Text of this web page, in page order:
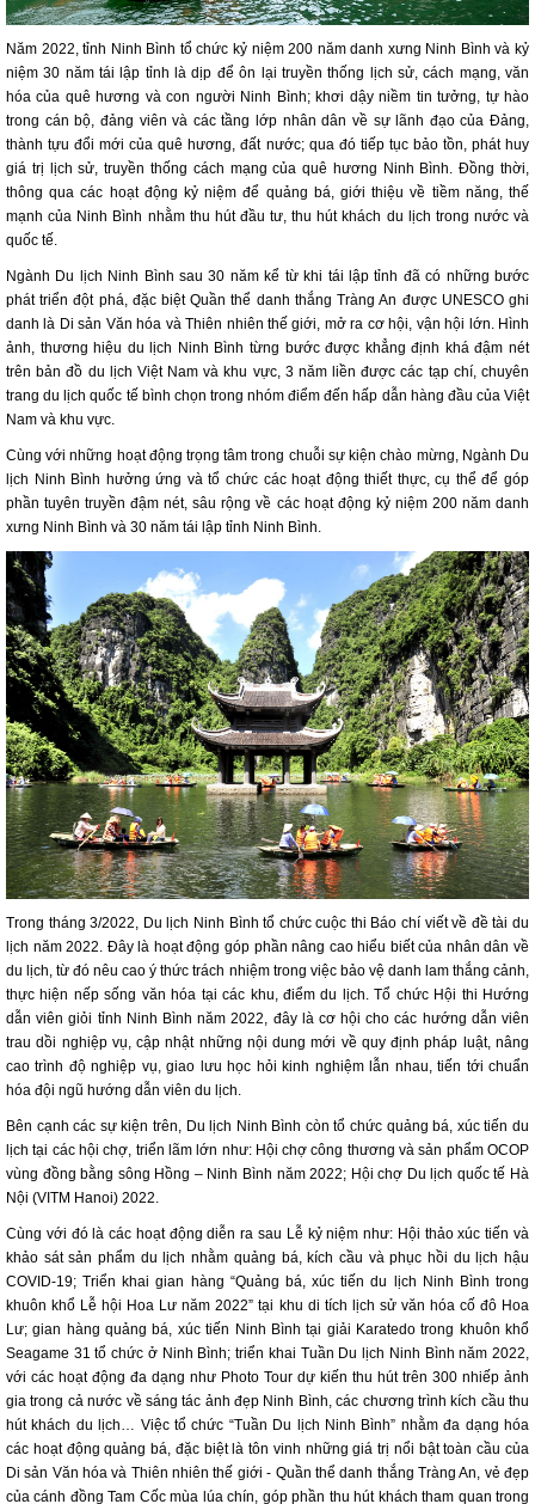
Năm 2022, tỉnh Ninh Bình tổ chức kỷ niệm 200 năm danh xưng Ninh Bình và kỷ
niệm 30 năm tái lập tỉnh là dịp để ôn lại truyền thống lịch sử, cách mạng, văn
hóa của quê hương và con người Ninh Bình; khơi dậy niềm tin tưởng, tự hào
trong cán bộ, đảng viên và các tầng lớp nhân dân về sự lãnh đạo của Đảng,
thành tựu đổi mới của quê hương, đất nước; qua đó tiếp tục bảo tồn, phát huy
giá trị lịch sử, truyền thống cách mạng của quê hương Ninh Bình. Đồng thời,
thông qua các hoạt động kỷ niệm để quảng bá, giới thiệu về tiềm năng, thế
mạnh của Ninh Bình nhằm thu hút đầu tư, thu hút khách du lịch trong nước và
quốc tế.
Ngành Du lịch Ninh Bình sau 30 năm kể từ khi tái lập tỉnh đã có những bước
phát triển đột phá, đặc biệt Quần thể danh thắng Tràng An được UNESCO ghi
danh là Di sản Văn hóa và Thiên nhiên thế giới, mở ra cơ hội, vận hội lớn. Hình
ảnh, thương hiệu du lịch Ninh Bình từng bước được khẳng định khá đậm nét
trên bản đồ du lịch Việt Nam và khu vực, 3 năm liền được các tạp chí, chuyên
trang du lịch quốc tế bình chọn trong nhóm điểm đến hấp dẫn hàng đầu của Việt
Nam và khu vực.
Cùng với những hoạt động trọng tâm trong chuỗi sự kiện chào mừng, Ngành Du
lịch Ninh Bình hưởng ứng và tổ chức các hoạt động thiết thực, cụ thể để góp
phần tuyên truyền đậm nét, sâu rộng về các hoạt động kỷ niệm 200 năm danh
xưng Ninh Bình và 30 năm tái lập tỉnh Ninh Bình.
Trong tháng 3/2022, Du lịch Ninh Bình tổ chức cuộc thi Báo chí viết về đề tài du
lịch năm 2022. Đây là hoạt động góp phần nâng cao hiểu biết của nhân dân về
du lịch, từ đó nêu cao ý thức trách nhiệm trong việc bảo vệ danh lam thắng cảnh,
thực hiện nếp sống văn hóa tại các khu, điểm du lịch. Tổ chức Hội thi Hướng
dẫn viên giỏi tỉnh Ninh Bình năm 2022, đây là cơ hội cho các hướng dẫn viên
trau dồi nghiệp vụ, cập nhật những nội dung mới về quy định pháp luật, nâng
cao trình độ nghiệp vụ, giao lưu học hỏi kinh nghiệm lẫn nhau, tiến tới chuẩn
hóa đội ngũ hướng dẫn viên du lịch.
Bên cạnh các sự kiện trên, Du lịch Ninh Bình còn tổ chức quảng bá, xúc tiến du
lịch tại các hội chợ, triển lãm lớn như: Hội chợ công thương và sản phẩm OCOP
vùng đồng bằng sông Hồng – Ninh Bình năm 2022; Hội chợ Du lịch quốc tế Hà
Nội (VITM Hanoi) 2022.
Cùng với đó là các hoạt động diễn ra sau Lễ kỷ niệm như: Hội thảo xúc tiến và
khảo sát sản phẩm du lịch nhằm quảng bá, kích cầu và phục hồi du lịch hậu
COVID-19; Triển khai gian hàng “Quảng bá, xúc tiến du lịch Ninh Bình trong
khuôn khổ Lễ hội Hoa Lư năm 2022” tại khu di tích lịch sử văn hóa cố đô Hoa
Lư; gian hàng quảng bá, xúc tiến Ninh Bình tại giải Karatedo trong khuôn khổ
Seagame 31 tổ chức ở Ninh Bình; triển khai Tuần Du lịch Ninh Bình năm 2022,
với các hoạt động đa dạng như Photo Tour dự kiến thu hút trên 300 nhiếp ảnh
gia trong cả nước về sáng tác ảnh đẹp Ninh Bình, các chương trình kích cầu thu
hút khách du lịch… Việc tổ chức “Tuần Du lịch Ninh Bình” nhằm đa dạng hóa
các hoạt động quảng bá, đặc biệt là tôn vinh những giá trị nổi bật toàn cầu của
Di sản Văn hóa và Thiên nhiên thế giới - Quần thể danh thắng Tràng An, vẻ đẹp
của cánh đồng Tam Cốc mùa lúa chín, góp phần thu hút khách tham quan trong